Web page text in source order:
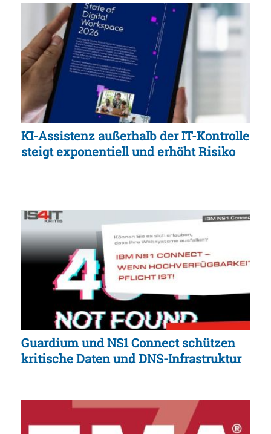
KI-Assistenz außerhalb der IT-Kontrolle
steigt exponentiell und erhöht Risiko
Guardium und NS1 Connect schützen
kritische Daten und DNS-Infrastruktur